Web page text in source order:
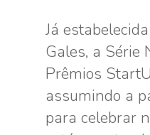
Já
Gales, a Série
Prêmios
assumindo a
para celebrar